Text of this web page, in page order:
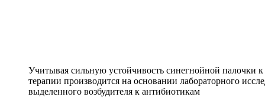
Учитывая сильную устойчивость синегнойной палочки
терапии производится на основании лабораторного
выделенного возбудителя к антибиотикам